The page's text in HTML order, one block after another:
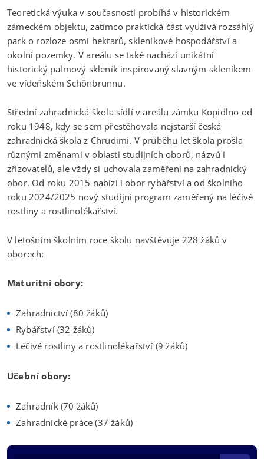
Teoretická výuka v současnosti probíhá v historickém
zámeckém objektu, zatímco praktická část využívá rozsáhlý
park o rozloze osmi hektarů, skleníkové hospodářství a
okolní pozemky. V areálu se také nachází unikátní
historický palmový skleník inspirovaný slavným skleníkem
ve vídeňském Schönbrunnu.
Střední zahradnická škola sídlí v areálu zámku Kopidlno od
roku 1948, kdy se sem přestěhovala nejstarší česká
zahradnická škola z Chrudimi. V průběhu let škola prošla
různými změnami v oblasti studijních oborů, názvů i
zřizovatelů, ale vždy si uchovala zaměření na zahradnický
obor. Od roku 2015 nabízí i obor rybářství a od školního
roku 2024/2025 nový studijní program zaměřený na léčivé
rostliny a rostlinolékařství.
V letošním školním roce školu navštěvuje 228 žáků v
oborech:
Maturitní obory:
Zahradnictví (80 žáků)
Rybářství (32 žáků)
Léčivé rostliny a rostlinolékařství (9 žáků)
Učební obory:
Zahradník (70 žáků)
Zahradnické práce (37 žáků)